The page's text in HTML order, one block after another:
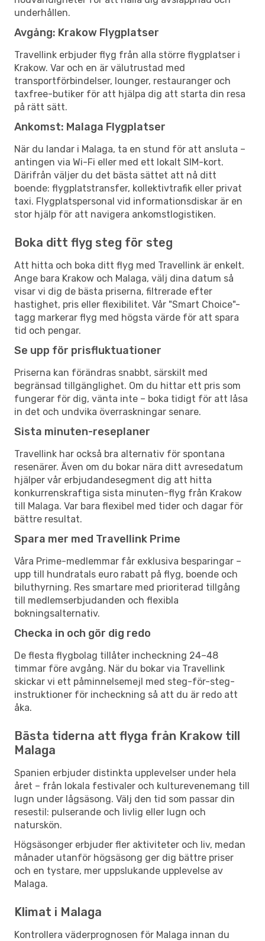
underhållen.
Avgång: Krakow Flygplatser
Travellink erbjuder flyg från alla större flygplatser i
Krakow. Var och en är välutrustad med
transportförbindelser, lounger, restauranger och
taxfree-butiker för att hjälpa dig att starta din resa
på rätt sätt.
Ankomst: Malaga Flygplatser
När du landar i Malaga, ta en stund för att ansluta –
antingen via Wi-Fi eller med ett lokalt SIM-kort.
Därifrån väljer du det bästa sättet att nå ditt
boende: flygplatstransfer, kollektivtrafik eller privat
taxi. Flygplatspersonal vid informationsdiskar är en
stor hjälp för att navigera ankomstlogistiken.
Boka ditt flyg steg för steg
Att hitta och boka ditt flyg med Travellink är enkelt.
Ange bara Krakow och Malaga, välj dina datum så
visar vi dig de bästa priserna, filtrerade efter
hastighet, pris eller flexibilitet. Vår "Smart Choice"-
tagg markerar flyg med högsta värde för att spara
tid och pengar.
Se upp för prisfluktuationer
Priserna kan förändras snabbt, särskilt med
begränsad tillgänglighet. Om du hittar ett pris som
fungerar för dig, vänta inte – boka tidigt för att låsa
in det och undvika överraskningar senare.
Sista minuten-reseplaner
Travellink har också bra alternativ för spontana
resenärer. Även om du bokar nära ditt avresedatum
hjälper vår erbjudandesegment dig att hitta
konkurrenskraftiga sista minuten-flyg från Krakow
till Malaga. Var bara flexibel med tider och dagar för
bättre resultat.
Spara mer med Travellink Prime
Våra Prime-medlemmar får exklusiva besparingar –
upp till hundratals euro rabatt på flyg, boende och
biluthyrning. Res smartare med prioriterad tillgång
till medlemserbjudanden och flexibla
bokningsalternativ.
Checka in och gör dig redo
De flesta flygbolag tillåter incheckning 24–48
timmar före avgång. När du bokar via Travellink
skickar vi ett påminnelsemejl med steg-för-steg-
instruktioner för incheckning så att du är redo att
åka.
Bästa tiderna att flyga från Krakow till
Malaga
Spanien erbjuder distinkta upplevelser under hela
året – från lokala festivaler och kulturevenemang till
lugn under lågsäsong. Välj den tid som passar din
resestil: pulserande och livlig eller lugn och
naturskön.
Högsäsonger erbjuder fler aktiviteter och liv, medan
månader utanför högsäsong ger dig bättre priser
och en tystare, mer uppslukande upplevelse av
Malaga.
Klimat i Malaga
Kontrollera väderprognosen för Malaga innan du